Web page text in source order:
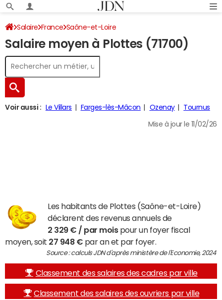
Salaire France Saône-et-Loire
Salaire moyen à Plottes (71700)
Voir aussi : Le Villars Farges-lès-Mâcon Ozenay Tournus
Mise à jour le 11/02/26
Les habitants de Plottes (Saône-et-Loire)
déclarent des revenus annuels de
2 329 € / par moispour un foyer fiscal
moyen, soit 27 948 € par an et par foyer.
Source : calculs JDN d'après ministère de l'Economie, 2024
Classement des salaires des cadres par ville
Classement des salaires des ouvriers par ville